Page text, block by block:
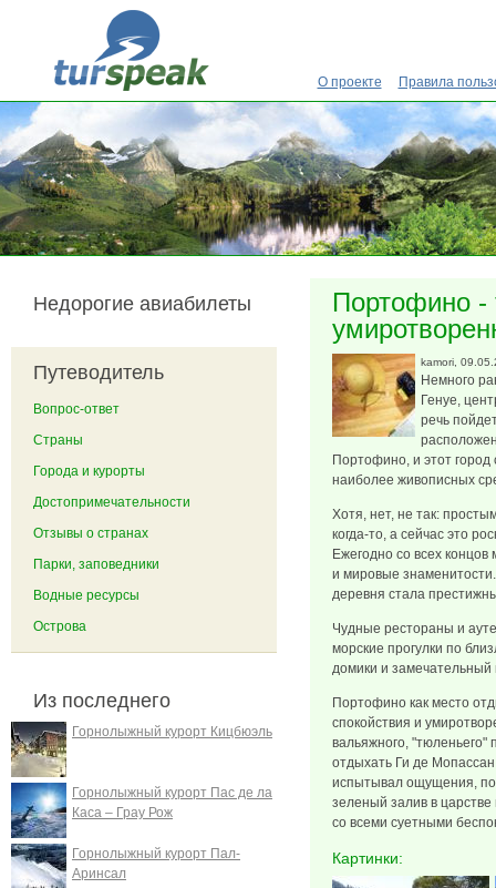
Перейти к основному содержанию
О проекте Правила
Портофино -
kamori ,
Немного
Генуе,
речь
Портофино, и этот
наиболее живописных
Хотя, нет, не так:
когда-то, а сейчас это
Ежегодно со всех
и мировые
деревня стала
Чудные рестораны и
морские прогулки по
домики и
Портофино как место
спокойствия и
вальяжного, "тюленьего"
отдыхать Ги де
испытывал ощущения,
зеленый залив в
со всеми суетными
Картинки:
Недорогие авиабилеты
Путеводитель
Вопрос-ответ
Страны
Города и курорты
Достопримечательности
Отзывы о странах
Парки, заповедники
Водные ресурсы
Острова
Из последнего
Горнолыжный курорт Кицбюэль
Горнолыжный курорт Пас де ла
Каса – Грау Рож
Горнолыжный курорт Пал-
Аринсал